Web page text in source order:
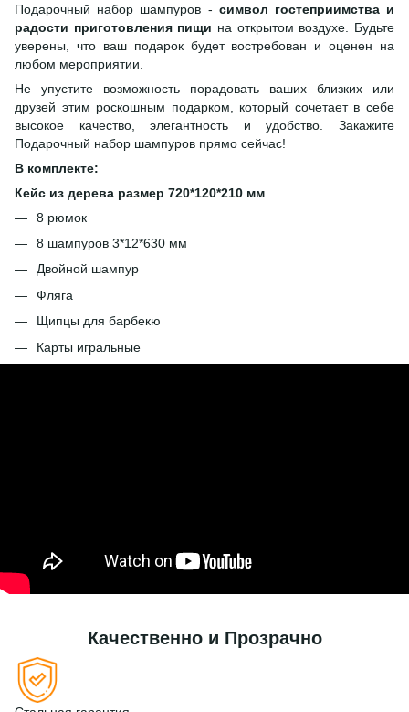
Подарочный набор шампуров - символ гостеприимства и
радости приготовления пищи на открытом воздухе. Будьте
уверены, что ваш подарок будет востребован и оценен на
любом мероприятии.
Не упустите возможность порадовать ваших близких или
друзей этим роскошным подарком, который сочетает в себе
высокое качество, элегантность и удобство. Закажите
Подарочный набор шампуров прямо сейчас!
В комплекте:
Кейс из дерева размер 720*120*210 мм
8 рюмок
8 шампуров 3*12*630 мм
Двойной шампур
Фляга
Щипцы для барбекю
Карты игральные
Качественно и Прозрачно